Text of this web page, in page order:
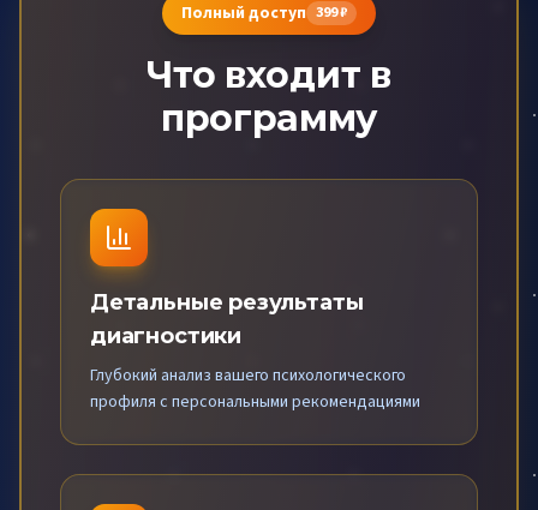
Полный доступ 399 ₽
Что входит в
программу
Детальные результаты
диагностики
Глубокий анализ вашего психологического
профиля с персональными рекомендациями